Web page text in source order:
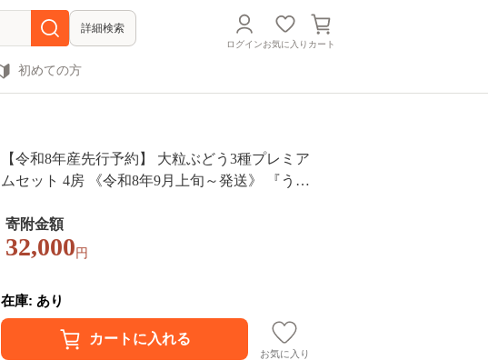
詳細検索
ログインお気に入り カート
初めての方
【令和8年産先行予約】 大粒ぶどう3種プレミア
ムセット 4房 《令和8年9月上旬～発送》 『うえ
ト 食べ比べ 山形県 南陽市 [676]
寄附金額
32,000 円
在庫: あり
お気に入り